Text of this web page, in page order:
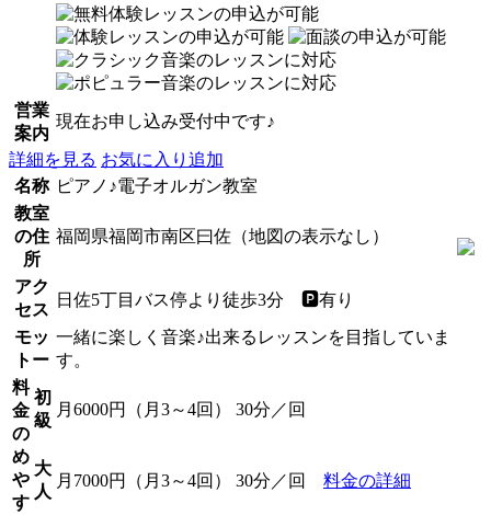
営業
案内
現在お申し込み受付中です♪
詳細を見る お気に入り追加
名称 ピアノ♪電子オルガン教室
教室
の住
所
福岡県福岡市南区曰佐（地図の表示なし）
アク
セス
日佐5丁目バス停より徒歩3分 🅿️有り
モッ
トー
一緒に楽しく音楽♪出来るレッスンを目指していま
す。
料
金
の
め
や
す
初
級
月6000円（月3～4回） 30分／回
大
人
月7000円（月3～4回） 30分／回 料金の詳細